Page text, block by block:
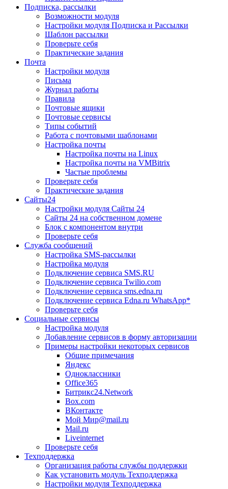
Подписка, рассылки
Возможности модуля
Настройки модуля Подписка и Рассылки
Шаблон рассылки
Проверьте себя
Практические задания
Почта
Настройки модуля
Письма
Журнал работы
Правила
Почтовые ящики
Почтовые сервисы
Типы событий
Работа с почтовыми шаблонами
Настройка почты
Настройка почты на Linux
Настройка почты на VMBitrix
Частые проблемы
Проверьте себя
Практические задания
Сайты24
Настройки модуля Сайты 24
Сайты 24 на собственном домене
Блок с компонентом внутри
Проверьте себя
Служба сообщений
Настройка SMS-рассылки
Настройка модуля
Подключение сервиса SMS.RU
Подключение сервиса Twilio.com
Подключение сервиса sms.edna.ru
Подключение сервиса Edna.ru WhatsApp*
Проверьте себя
Социальные сервисы
Настройка модуля
Добавление сервисов в форму авторизации
Примеры настройки некоторых сервисов
Общие примечания
Яндекс
Одноклассники
Office365
Битрикс24.Network
Box.com
ВКонтакте
Мой Мир@mail.ru
Mail.ru
Liveinternet
Проверьте себя
Техподдержка
Организация работы службы поддержки
Как установить модуль Техподдержка
Настройки модуля Техподдержка